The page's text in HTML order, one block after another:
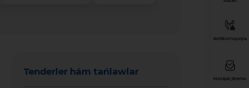
Tenderler hám tańlawlar
Antikorrupsiya
Múrájat jiberiw